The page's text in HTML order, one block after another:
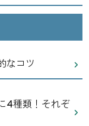
なコツ
4種類！それぞ